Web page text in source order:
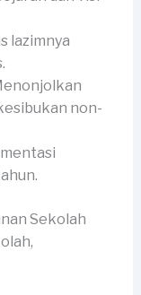
lazimnya
non-
Sekolah